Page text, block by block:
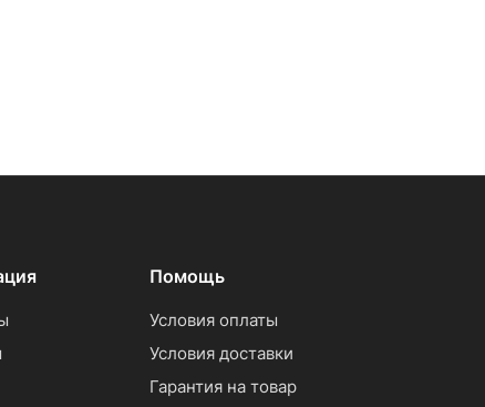
Помощь
Условия оплаты
Условия доставки
Гарантия на товар